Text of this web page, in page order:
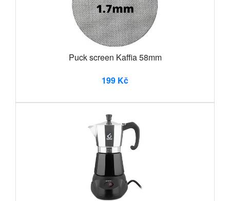
Puck screen Kaffia 58mm
199 Kč